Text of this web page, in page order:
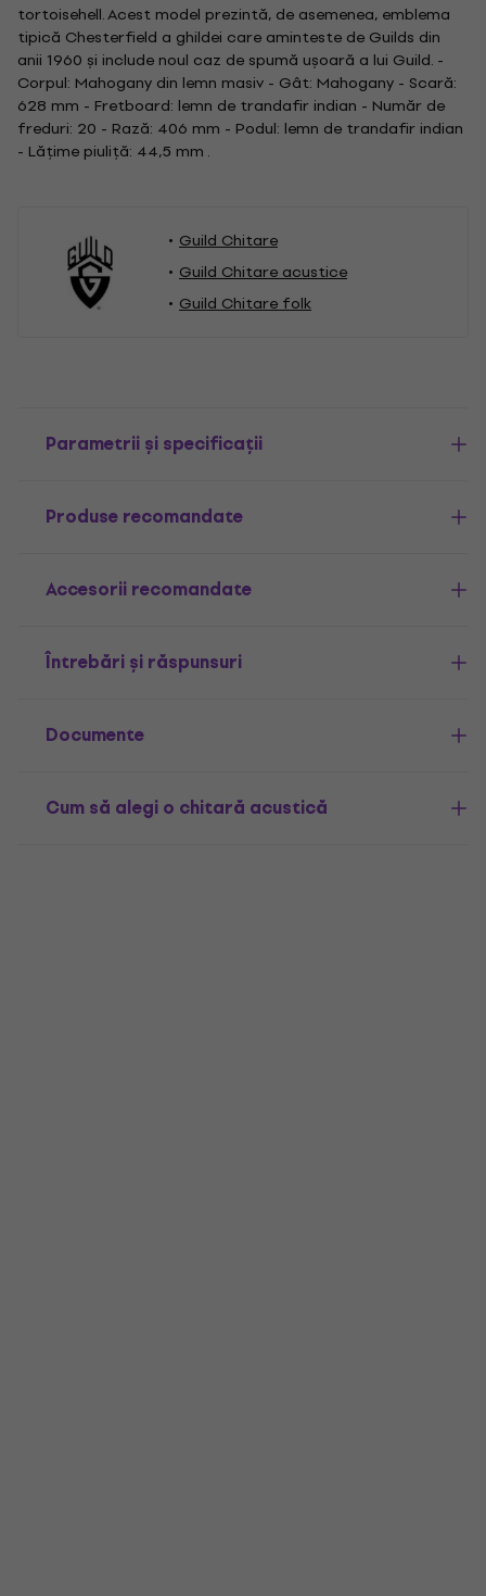
tortoisehell. Acest model prezintă, de asemenea, emblema
tipică Chesterfield a ghildei care aminteste de Guilds din
anii 1960 și include noul caz de spumă ușoară a lui Guild. -
Corpul: Mahogany din lemn masiv - Gât: Mahogany - Scară:
628 mm - Fretboard: lemn de trandafir indian - Număr de
freduri: 20 - Rază: 406 mm - Podul: lemn de trandafir indian
- Lățime piuliță: 44,5 mm .
Guild Chitare
Guild Chitare acustice
Guild Chitare folk
Parametrii și specificații
Produse recomandate
Accesorii recomandate
Întrebări și răspunsuri
Documente
Cum să alegi o chitară acustică